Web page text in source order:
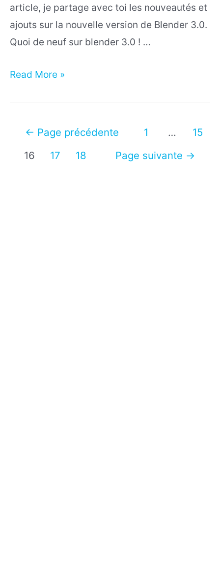
article, je partage avec toi les nouveautés et
ajouts sur la nouvelle version de Blender 3.0.
Quoi de neuf sur blender 3.0 ! …
Les
truc
Read More »
Pagination
← Page précédente 1 …
15
16
17 18 Page suivante →